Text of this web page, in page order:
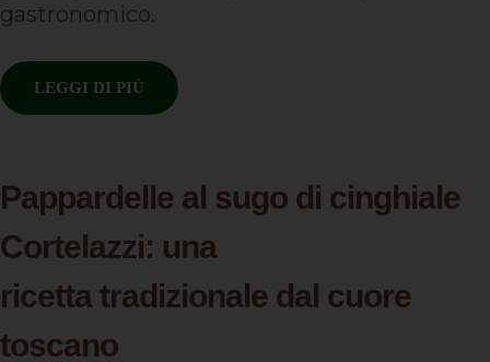
gastronomico.
LEGGI DI PIÙ
Pappardelle al sugo di cinghiale
Cortelazzi: una
ricetta tradizionale dal cuore
toscano